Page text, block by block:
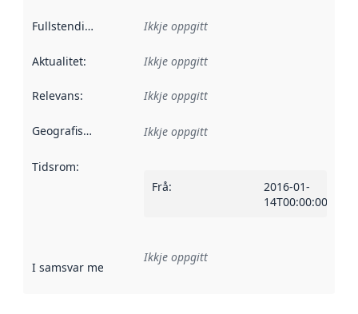
Fullstendigheit Ikkje oppgitt
Aktualitet: Ikkje oppgitt
Relevans: Ikkje oppgitt
Geografisk område Ikkje oppgitt
Tidsrom:
Frå:
2016-01-
14T00:00:00Z
I samsvar med Referanse til ei implementeringsregel eller
Ikkje oppgitt